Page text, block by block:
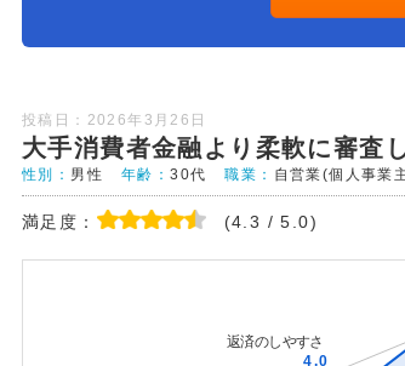
投稿日：2026年3月26日
大手消費者金融より柔軟に審査
性別： 男性 年齢：30代 職業： 自営業(個人事業
満足度： (4.3 / 5.0)